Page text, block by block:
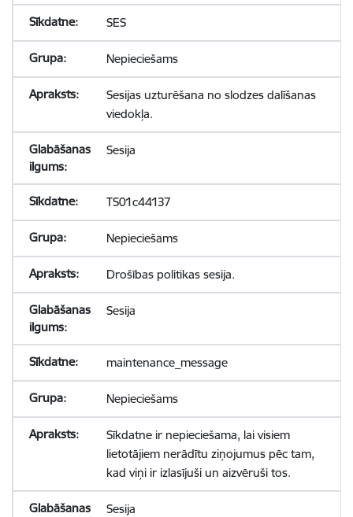
SES
Nepieciešams
Sesijas uzturēšana no slodzes dalīšanas
viedokļa.
Sesija
TS01c44137
Nepieciešams
Drošības politikas sesija.
Sesija
maintenance_message
Nepieciešams
Sīkdatne ir nepieciešama, lai visiem
lietotājiem nerādītu ziņojumus pēc tam,
kad viņi ir izlasījuši un aizvēruši tos.
Sesija